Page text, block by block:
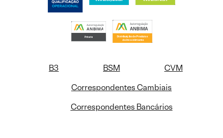
B3 BSM
CVM
Correspondentes Cambiais
Correspondentes Bancários